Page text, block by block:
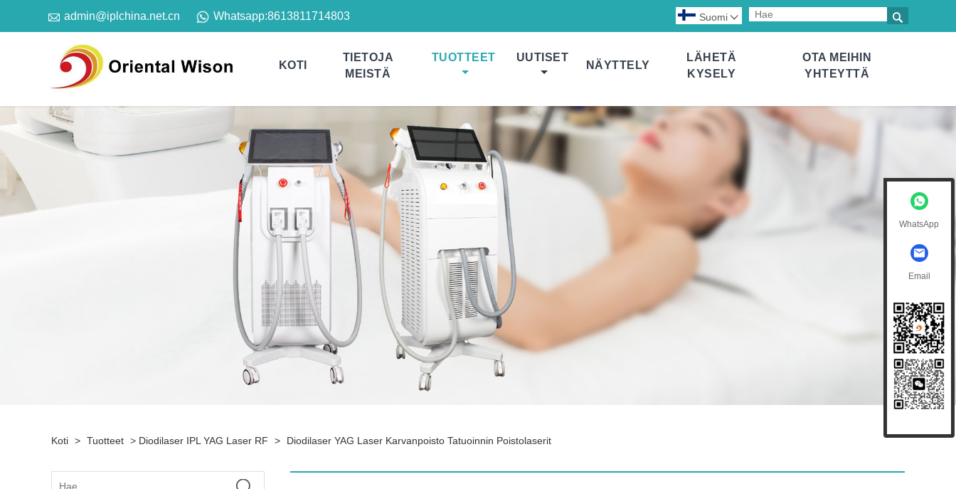
 admin@iplchina.net.cn Whatsapp:8613811714803 
Suomi 
KOTI
TIETOJA
MEISTÄ
TUOTTEET UUTISET
NÄYTTELY
LÄHETÄ
KYSELY
OTA MEIHIN
YHTEYTTÄ
Koti > Tuotteet > Diodilaser IPL YAG Laser RF > Diodilaser YAG Laser Karvanpoisto Tatuoinnin Poistolaserit
WhatsApp
Email